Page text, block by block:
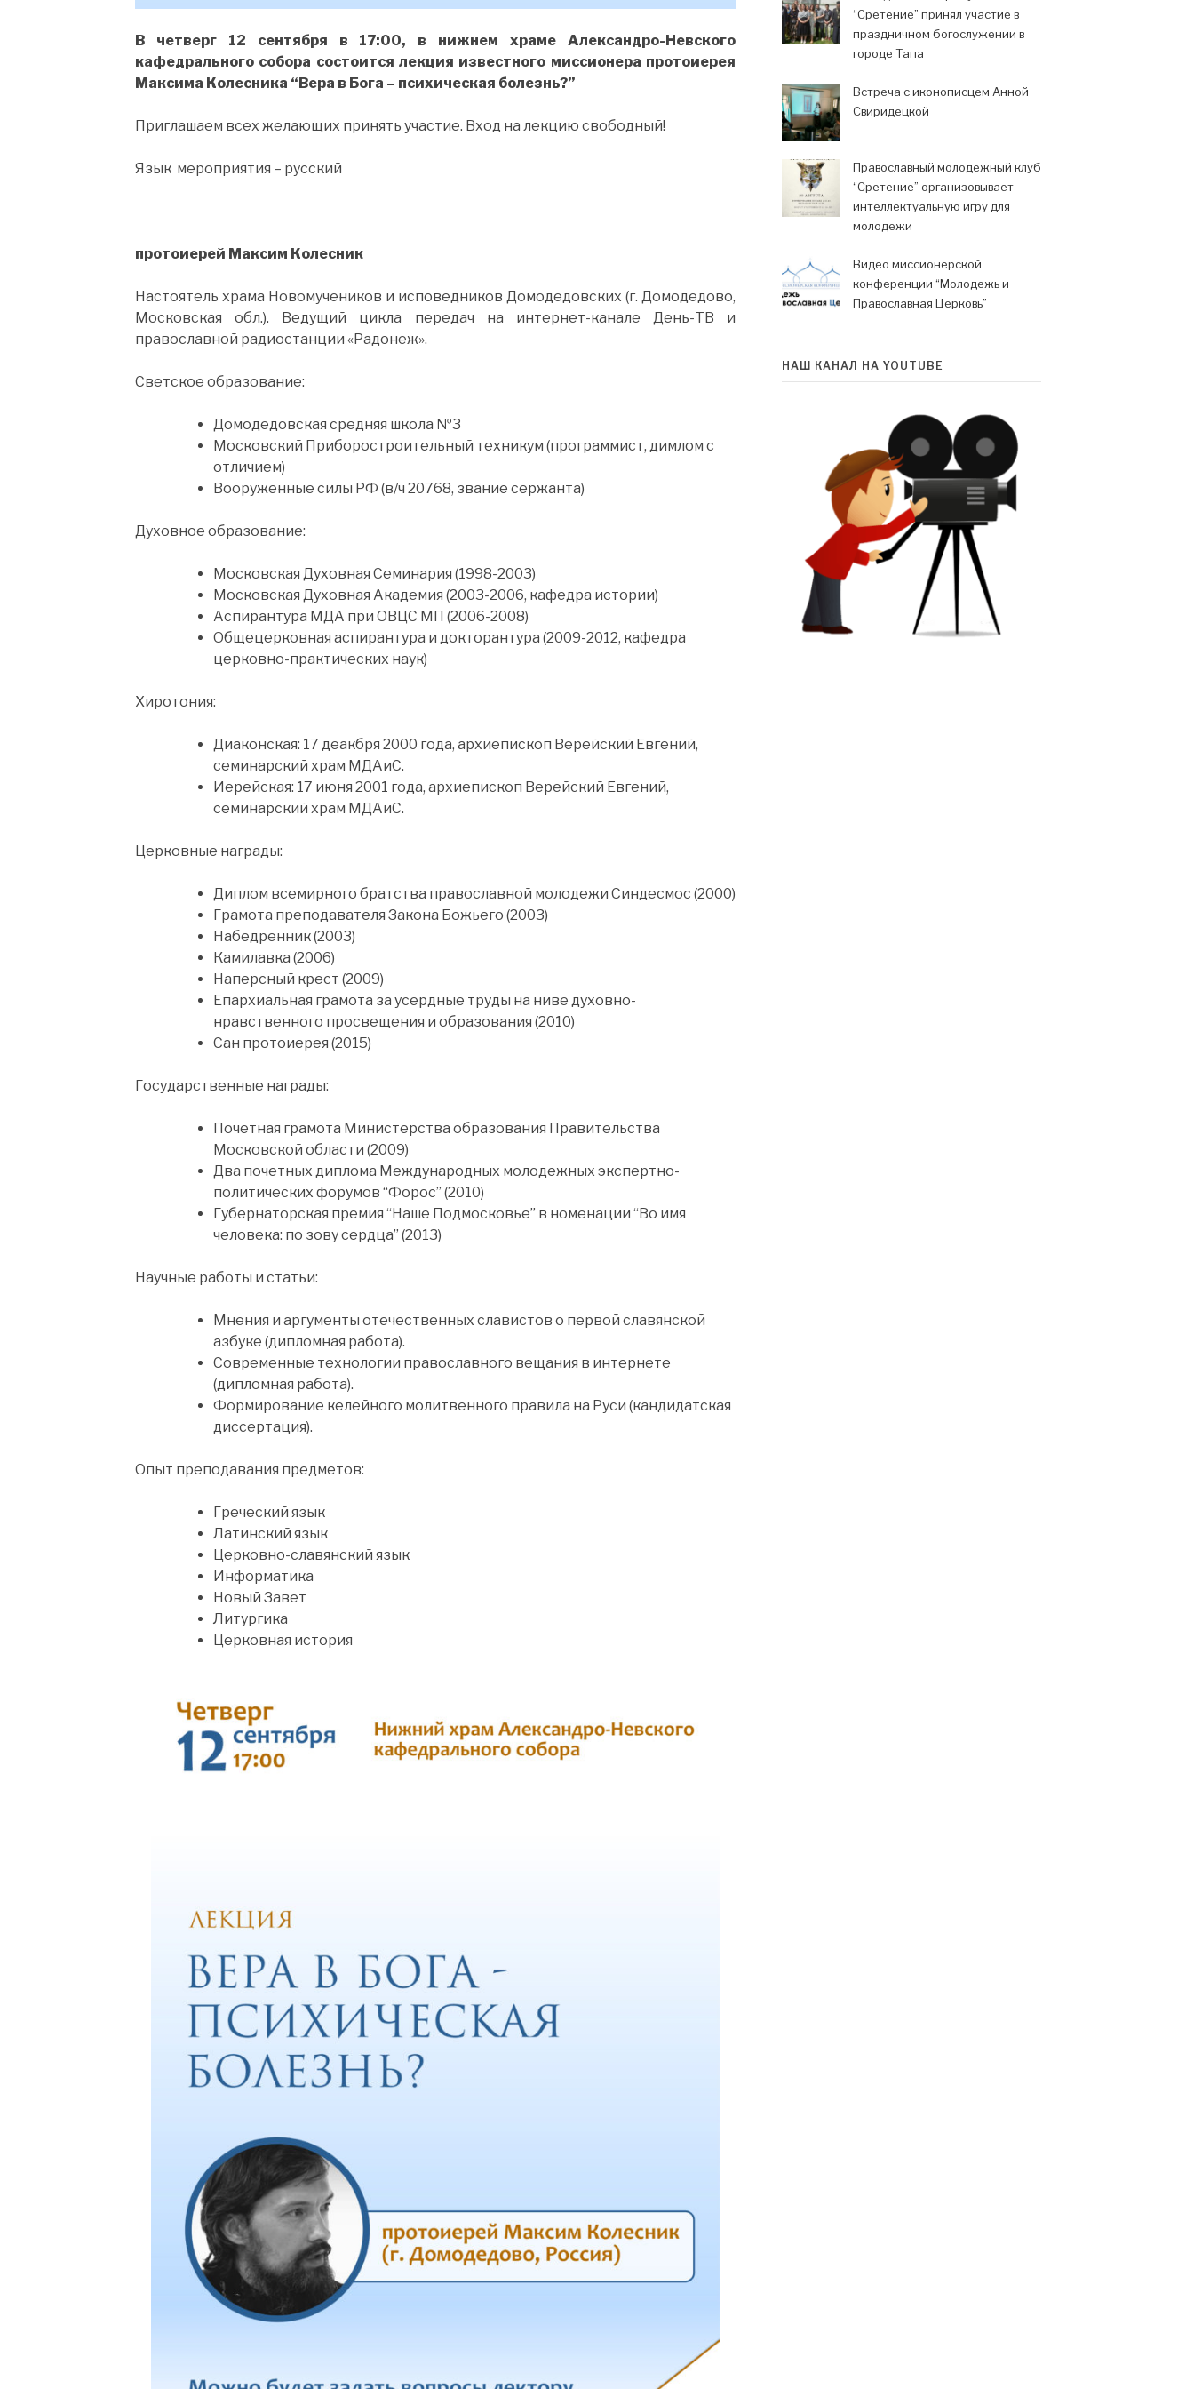
В четверг 12 сентября в 17:00, в нижнем храме Александро-Невского
кафедрального собора состоится лекция известного миссионера протоиерея
Максима Колесника “Вера в Бога – психическая болезнь?”
Приглашаем всех желающих принять участие. Вход на лекцию свободный!
Язык мероприятия – русский
протоиерей Максим Колесник
Настоятель храма Новомучеников и исповедников Домодедовских (г. Домодедово,
Московская обл.). Ведущий цикла передач на интернет-канале День-ТВ и
православной радиостанции «Радонеж».
Светское образование:
Домодедовская средняя школа №3
Московский Приборостроительный техникум (программист, димлом с
отличием)
Вооруженные силы РФ (в/ч 20768, звание сержанта)
Духовное образование:
Московская Духовная Семинария (1998-2003)
Московская Духовная Академия (2003-2006, кафедра истории)
Аспирантура МДА при ОВЦС МП (2006-2008)
Общецерковная аспирантура и докторантура (2009-2012, кафедра
церковно-практических наук)
Хиротония:
Диаконская: 17 деакбря 2000 года, архиепископ Верейский Евгений,
семинарский храм МДАиС.
Иерейская: 17 июня 2001 года, архиепископ Верейский Евгений,
семинарский храм МДАиС.
Церковные награды:
Диплом всемирного братства православной молодежи Синдесмос (2000)
Грамота преподавателя Закона Божьего (2003)
Набедренник (2003)
Камилавка (2006)
Наперсный крест (2009)
Епархиальная грамота за усердные труды на ниве духовно-
нравственного просвещения и образования (2010)
Сан протоиерея (2015)
Государственные награды:
Почетная грамота Министерства образования Правительства
Московской области (2009)
Два почетных диплома Международных молодежных экспертно-
политических форумов “Форос” (2010)
Губернаторская премия “Наше Подмосковье” в номенации “Во имя
человека: по зову сердца” (2013)
Научные работы и статьи:
Мнения и аргументы отечественных славистов о первой славянской
азбуке (дипломная работа).
Современные технологии православного вещания в интернете
(дипломная работа).
Формирование келейного молитвенного правила на Руси (кандидатская
диссертация).
Опыт преподавания предметов:
Греческий язык
Латинский язык
Церковно-славянский язык
Информатика
Новый Завет
Литургика
Церковная история
“Сретение” принял участие в
праздничном богослужении в
городе Тапа
Встреча с иконописцем Анной
Свиридецкой
Православный молодежный клуб
“Сретение” организовывает
интеллектуальную игру для
молодежи
Видео миссионерской
конференции “Молодежь и
Православная Церковь”
НАШ КАНАЛ НА YOUTUBE